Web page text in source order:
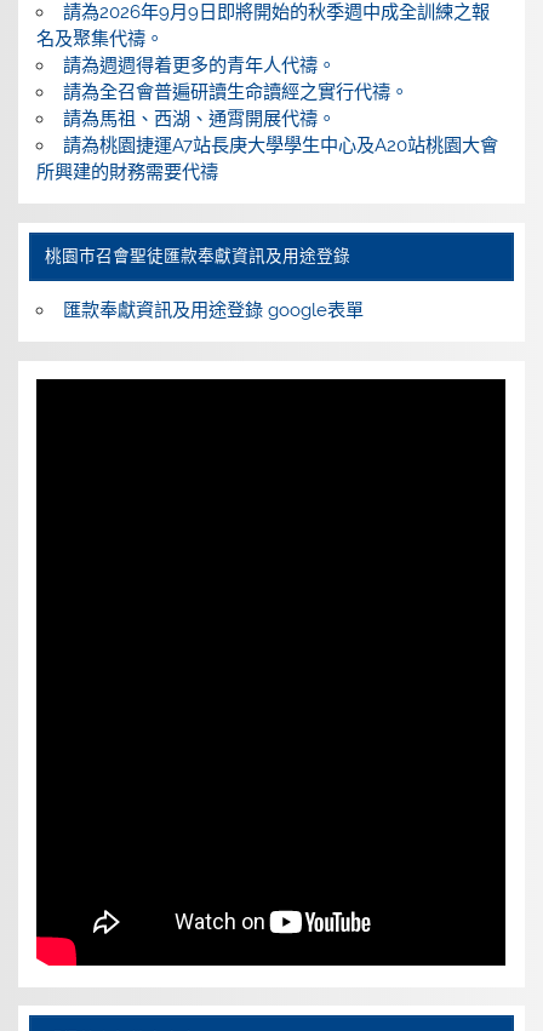
請為2026年9月9日即將開始的秋季週中成全訓練之報
名及聚集代禱。
請為週週得着更多的青年人代禱。
請為全召會普遍研讀生命讀經之實行代禱。
請為馬祖、西湖、通霄開展代禱。
請為桃園捷運A7站長庚大學學生中心及A20站桃園大會
所興建的財務需要代禱
桃園巿召會聖徒匯款奉獻資訊及用途登錄
匯款奉獻資訊及用途登錄 google表單